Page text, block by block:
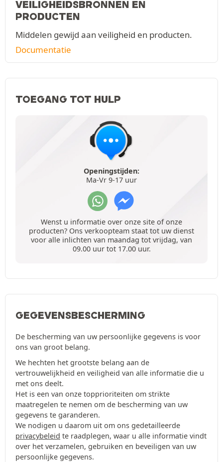
VEILIGHEIDSBRONNEN EN
PRODUCTEN
Middelen gewijd aan veiligheid en producten.
Documentatie
TOEGANG TOT HULP
Openingstijden:
Ma-Vr 9-17 uur
Wenst u informatie over onze site of onze
producten? Ons verkoopteam staat tot uw dienst
voor alle inlichten van maandag tot vrijdag, van
09.00 uur tot 17.00 uur.
GEGEVENSBESCHERMING
De bescherming van uw persoonlijke gegevens is voor
ons van groot belang.
We hechten het grootste belang aan de
vertrouwelijkheid en veiligheid van alle informatie die u
met ons deelt.
Het is een van onze topprioriteiten om strikte
maatregelen te nemen om de bescherming van uw
gegevens te garanderen.
We nodigen u daarom uit om ons gedetailleerde
privacybeleid te raadplegen, waar u alle informatie vindt
over het verzamelen, gebruiken en beveiligen van uw
persoonlijke gegevens.